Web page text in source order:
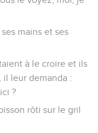
mains et ses
à le croire et ils
il leur demanda :
?
rôti sur le gril